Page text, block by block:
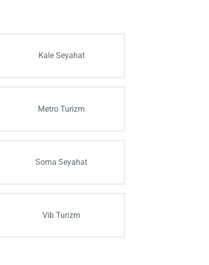
Kale Seyahat
Metro Turizm
Soma Seyahat
Vib Turizm